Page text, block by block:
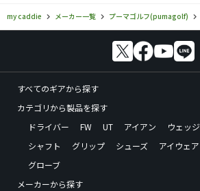
my caddie メーカー一覧 プーマゴルフ(pumagolf)
すべてのギアから探す
カテゴリから製品を探す
ドライバー
FW UT アイアン ウェッジ
シャフト
グリップ シューズ アイウェア
グローブ
メーカーから探す